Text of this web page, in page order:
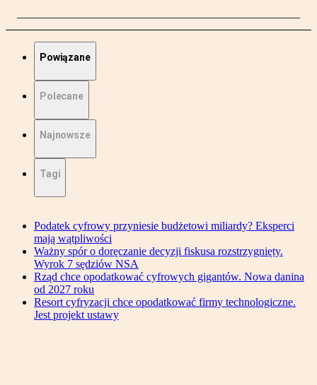
Powiązane
Polecane
Najnowsze
Tagi
Podatek cyfrowy przyniesie budżetowi miliardy? Eksperci
mają wątpliwości
Ważny spór o doręczanie decyzji fiskusa rozstrzygnięty.
Wyrok 7 sędziów NSA
Rząd chce opodatkować cyfrowych gigantów. Nowa danina
od 2027 roku
Resort cyfryzacji chce opodatkować firmy technologiczne.
Jest projekt ustawy